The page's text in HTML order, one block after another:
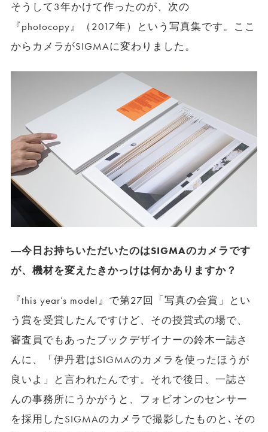
そうして3年かけて作ったのが、次の
『photocopy』（2017年）という写真集です。ここ
からカメラがSIGMAに変わりました。
―今日お持ちいただいたのはSIGMAのカメラです
が、機材を変えたきかっけは何かありますか？
『this year’s model』で第27回「写真の会賞」とい
う賞を受賞したんですけど、その授賞式の場で、
審査員でもあったブックデザイナーの鈴木一誌さ
んに、「伊丹君はSIGMAのカメラを使ったほうが
良いよ」と言われたんです。それで後日、一誌さ
んの事務所にうかがうと、フォビオンのセンサー
を採用したSIGMAのカメラで撮影したものと､その